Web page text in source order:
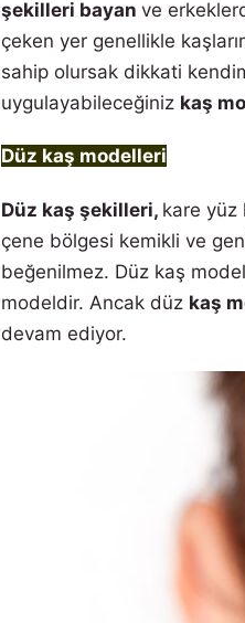
şekilleri bayan ve
çeken yer genellikle
sahip olursak dikkati
uygulayabileceğiniz kaş
Düz kaş modelleri
Düz kaş şekilleri, kare yüz
çene bölgesi kemikli ve
beğenilmez. Düz kaş
modeldir. Ancak düz kaş
devam ediyor.